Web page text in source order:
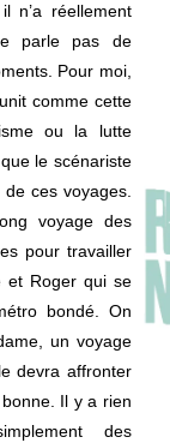
n’a réellement
parle pas de
Pour moi,
comme cette
ou la lutte
le scénariste
ces voyages.
voyage des
pour travailler
et Roger qui se
bondé. On
un voyage
devra affronter
Il y a rien
des